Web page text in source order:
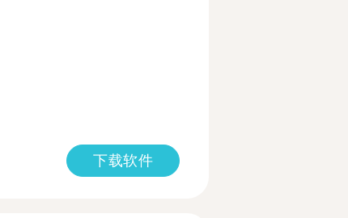
下载软件